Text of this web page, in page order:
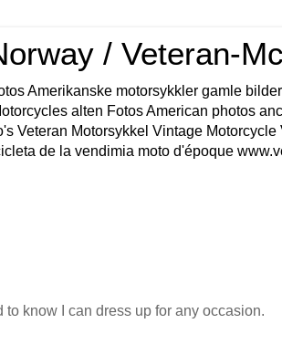
/ Veteran-
Amerikanske motorsykkler gamle
alten Fotos American photos
Veteran Motorsykkel Vintage
de la vendimia moto d'époque
to know I can dress up for any occasion.